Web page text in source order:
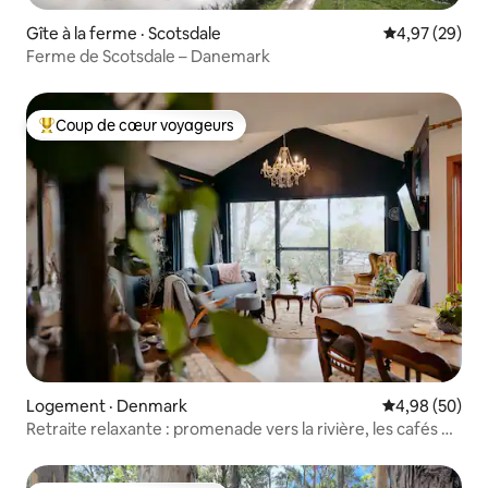
Gîte à la ferme · Scotsdale Note
4,97 (29)
Ferme de Scotsdale – Danemark
Coup de cœur voyageurs parmi les plus aimés
Coup de cœur voyageurs
Logement · Denmark Note
4,98 (50)
Retraite relaxante : promenade vers la rivière, les cafés et